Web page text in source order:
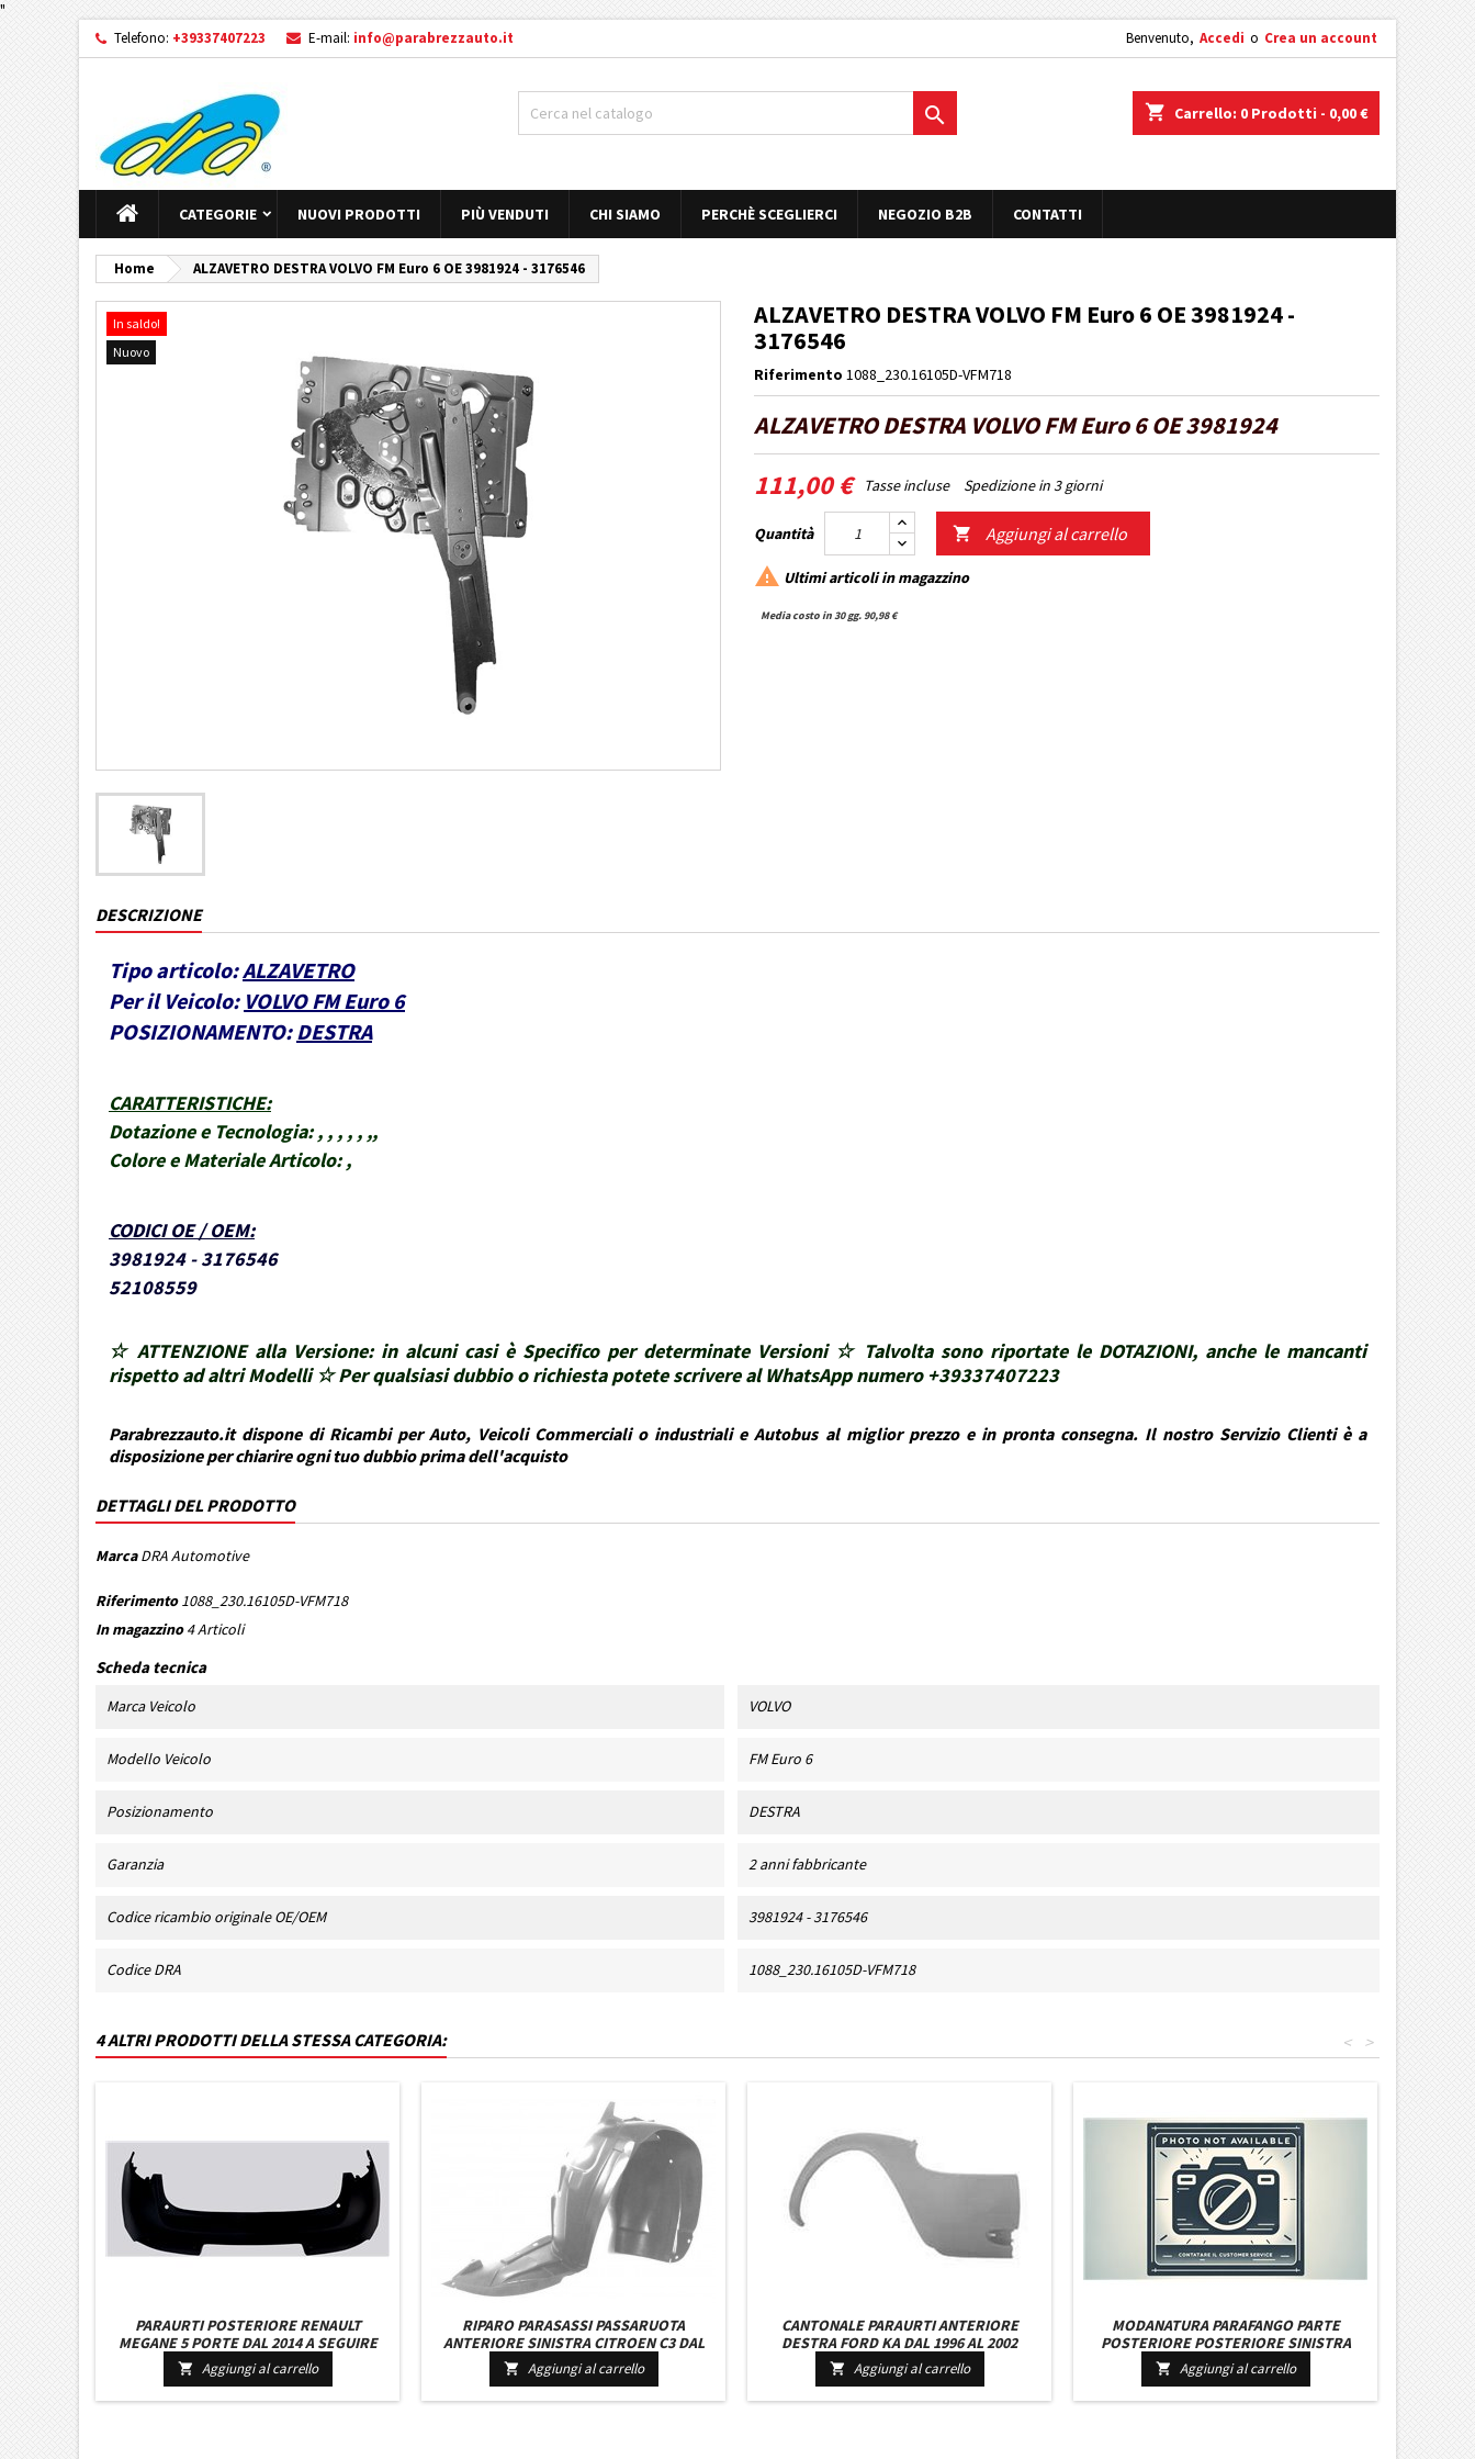
"
Telefono: +39337407223 E-mail: info@parabrezzauto.it Benvenuto, Accedi o Crea un account
shopping_cart Carrello: 0 Prodotti - 0,00 €

CATEGORIE NUOVI PRODOTTI PIÙ VENDUTI CHI SIAMO PERCHÈ SCEGLIERCI NEGOZIO B2B CONTATTI
Home ALZAVETRO DESTRA VOLVO FM Euro 6 OE 3981924 - 3176546
In saldo!
Nuovo
ALZAVETRO DESTRA VOLVO FM Euro 6 OE 3981924 -
3176546
Riferimento 1088_230.16105D-VFM718
ALZAVETRO DESTRA VOLVO FM Euro 6 OE 3981924
111,00 € Tasse incluse Spedizione in 3 giorni
Quantità  Aggiungi al carrello
 Ultimi articoli in magazzino
Media costo in 30 gg. 90,98 €
DESCRIZIONE
Tipo articolo:ALZAVETRO
Per il Veicolo: VOLVO FM Euro 6
POSIZIONAMENTO: DESTRA
CARATTERISTICHE:
Dotazione e Tecnologia: , , , , , ,,
Colore e Materiale Articolo: ,
CODICI OE / OEM:
3981924 - 3176546
52108559
☆ ATTENZIONE alla Versione: in alcuni casi è Specifico per determinate Versioni ☆ Talvolta sono riportate le DOTAZIONI, anche le mancanti
rispetto ad altri Modelli ☆ Per qualsiasi dubbio o richiesta potete scrivere al WhatsApp numero +39337407223
Parabrezzauto.it dispone di Ricambi per Auto, Veicoli Commerciali o industriali e Autobus al miglior prezzo e in pronta consegna. Il nostro Servizio Clienti è a
disposizione per chiarire ogni tuo dubbio prima dell'acquisto
DETTAGLI DEL PRODOTTO
Marca DRA Automotive
Riferimento 1088_230.16105D-VFM718
In magazzino 4 Articoli
Scheda tecnica
Marca Veicolo VOLVO
Modello Veicolo FM Euro 6
Posizionamento DESTRA
Garanzia 2 anni fabbricante
Codice ricambio originale OE/OEM 3981924 - 3176546
Codice DRA 1088_230.16105D-VFM718
4 ALTRI PRODOTTI DELLA STESSA CATEGORIA: >
<
PARAURTI POSTERIORE RENAULT
MEGANE 5 PORTE DAL 2014 A SEGUIRE
 Aggiungi al carrello
RIPARO PARASASSI PASSARUOTA
ANTERIORE SINISTRA CITROEN C3 DAL
2002 IN POI
 Aggiungi al carrello
CANTONALE PARAURTI ANTERIORE
DESTRA FORD KA DAL 1996 AL 2002
 Aggiungi al carrello
MODANATURA PARAFANGO PARTE
POSTERIORE POSTERIORE SINISTRA
MERCEDES SPRINTER W906 DAL 2006 IN
POI
 Aggiungi al carrello